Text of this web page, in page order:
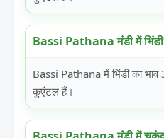
Bassi Pathana मंडी में भिंडी
Bassi Pathana में भिंडी का
कुएंटल हैं।